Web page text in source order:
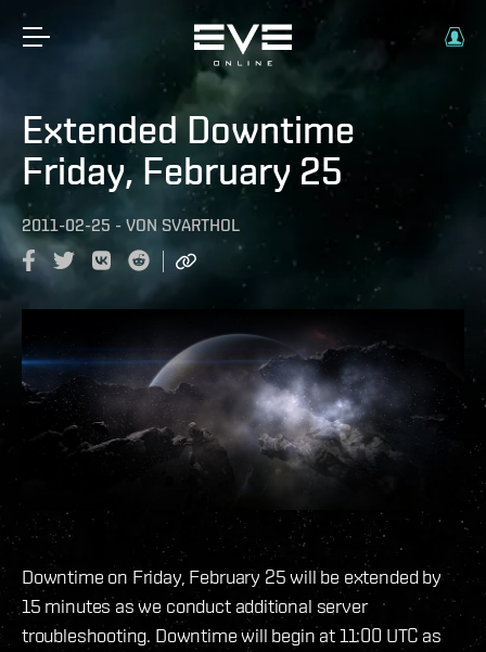
Extended Downtime
Friday, February 25
2011-02-25 - VON SVARTHOL
Downtime on Friday, February 25 will be extended by
15 minutes as we conduct additional server
troubleshooting. Downtime will begin at 11:00 UTC as